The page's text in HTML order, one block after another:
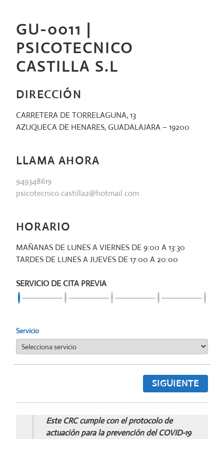
contenidoGU-0011 |
PSICOTECNICO
CASTILLA S.L
DIRECCIÓN
CARRETERA DE TORRELAGUNA, 13
AZUQUECA DE HENARES, GUADALAJARA – 19200
LLAMA AHORA
949348619
psicotecnico.castilla2@hotmail.com
HORARIO
MAÑANAS DE LUNES A VIERNES DE 9:00 A 13:30
TARDES DE LUNES A JUEVES DE 17:00 A 20:00
SERVICIO DE CITA PREVIA
Servicio
SIGUIENTE
Este CRC cumple con el protocolo de
actuación para la prevención del COVID-19